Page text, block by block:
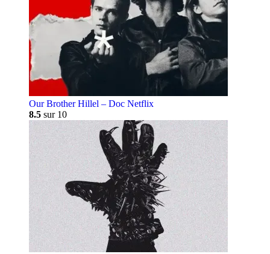
Our Brother Hillel – Doc Netflix
8.5 sur 10